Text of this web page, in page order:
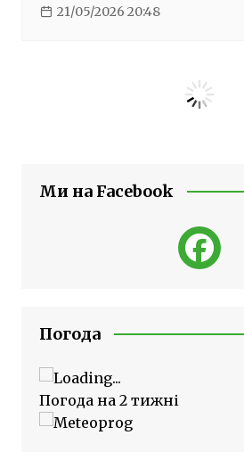
21/05/2026 20:48
Ми на Facebook
Погода
Погода на 2 тижні